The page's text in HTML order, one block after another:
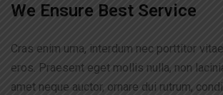
We Ensure Best Service
Cras enim urna, interdum nec porttitor
eros. Praesent eget mollis nulla, non
amet neque auctor, ornare dui rutrum,